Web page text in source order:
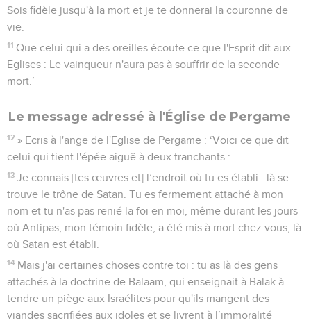
Sois fidèle jusqu'à la mort et je te donnerai la couronne de
vie.
11 Que celui qui a des oreilles écoute ce que l'Esprit dit aux
Eglises : Le vainqueur n'aura pas à souffrir de la seconde
mort.’
Le message adressé à l'Église de Pergame
12 » Ecris à l'ange de l'Eglise de Pergame : ‘Voici ce que dit
celui qui tient l'épée aiguë à deux tranchants :
13 Je connais [tes œuvres et] l’endroit où tu es établi : là se
trouve le trône de Satan. Tu es fermement attaché à mon
nom et tu n'as pas renié la foi en moi, même durant les jours
où Antipas, mon témoin fidèle, a été mis à mort chez vous, là
où Satan est établi.
14 Mais j'ai certaines choses contre toi : tu as là des gens
attachés à la doctrine de Balaam, qui enseignait à Balak à
tendre un piège aux Israélites pour qu'ils mangent des
viandes sacrifiées aux idoles et se livrent à l’immoralité